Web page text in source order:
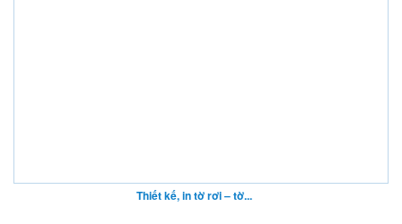
Thiết kế, in tờ rơi – tờ...